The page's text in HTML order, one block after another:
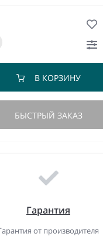
В КОРЗИНУ
БЫСТРЫЙ ЗАКАЗ
Гарантия
от производителя